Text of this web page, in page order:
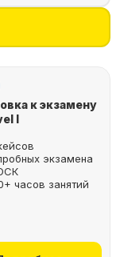
к экзамену
I
экзамена
часов занятий